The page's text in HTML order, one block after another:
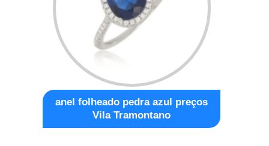
anel folheado pedra azul preços
Vila Tramontano